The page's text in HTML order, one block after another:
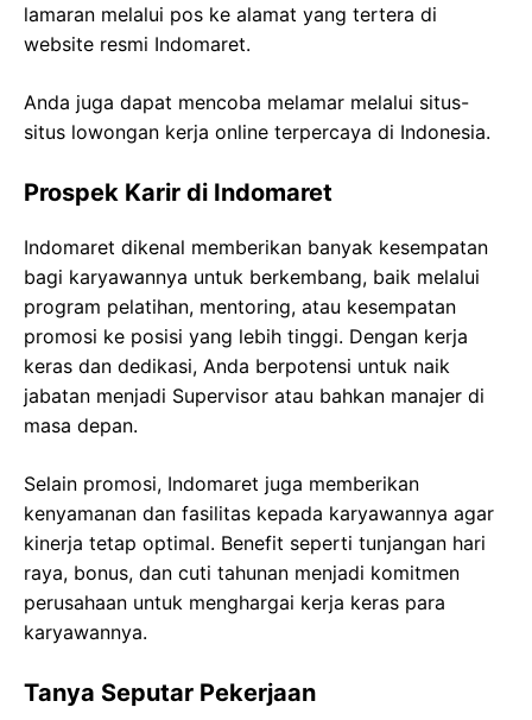
lamaran melalui pos ke alamat yang tertera di
website resmi Indomaret.
Anda juga dapat mencoba melamar melalui situs-
situs lowongan kerja online terpercaya di Indonesia.
Prospek Karir di Indomaret
Indomaret dikenal memberikan banyak kesempatan
bagi karyawannya untuk berkembang, baik melalui
program pelatihan, mentoring, atau kesempatan
promosi ke posisi yang lebih tinggi. Dengan kerja
keras dan dedikasi, Anda berpotensi untuk naik
jabatan menjadi Supervisor atau bahkan manajer di
masa depan.
Selain promosi, Indomaret juga memberikan
kenyamanan dan fasilitas kepada karyawannya agar
kinerja tetap optimal. Benefit seperti tunjangan hari
raya, bonus, dan cuti tahunan menjadi komitmen
perusahaan untuk menghargai kerja keras para
karyawannya.
Tanya Seputar Pekerjaan